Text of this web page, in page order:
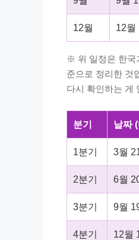
12월 12월
※ 위 일정은 한국
준으로 정리한 것
다시 확인하는 게
분기 날짜
1분기 3월
2분기 6월
3분기 9월
4분기 12월